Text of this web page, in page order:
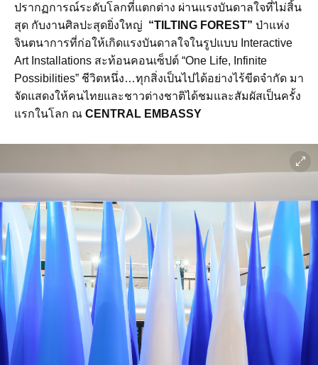
ปรากฏการณ์ระดับโลกที่แตกต่าง ผ่านแรงบันดาลใจที่ไม่สิ้น
สุด กับงานศิลปะสุดยิ่งใหญ่ “TILTING FOREST” ป่าแห่ง
จินตนาการที่ก่อให้เกิดแรงบันดาลใจในรูปแบบ Interactive
Art Installations สะท้อนคอนเซ็ปต์ “One Life, Infinite
Possibilities” ชีวิตหนึ่ง…ทุกสิ่งเป็นไปได้อย่างไร้ขีดจำกัด มา
จัดแสดงให้คนไทยและชาวต่างชาติได้ชมและสัมผัสเป็นครั้ง
แรกในโลก ณ CENTRAL EMBASSY